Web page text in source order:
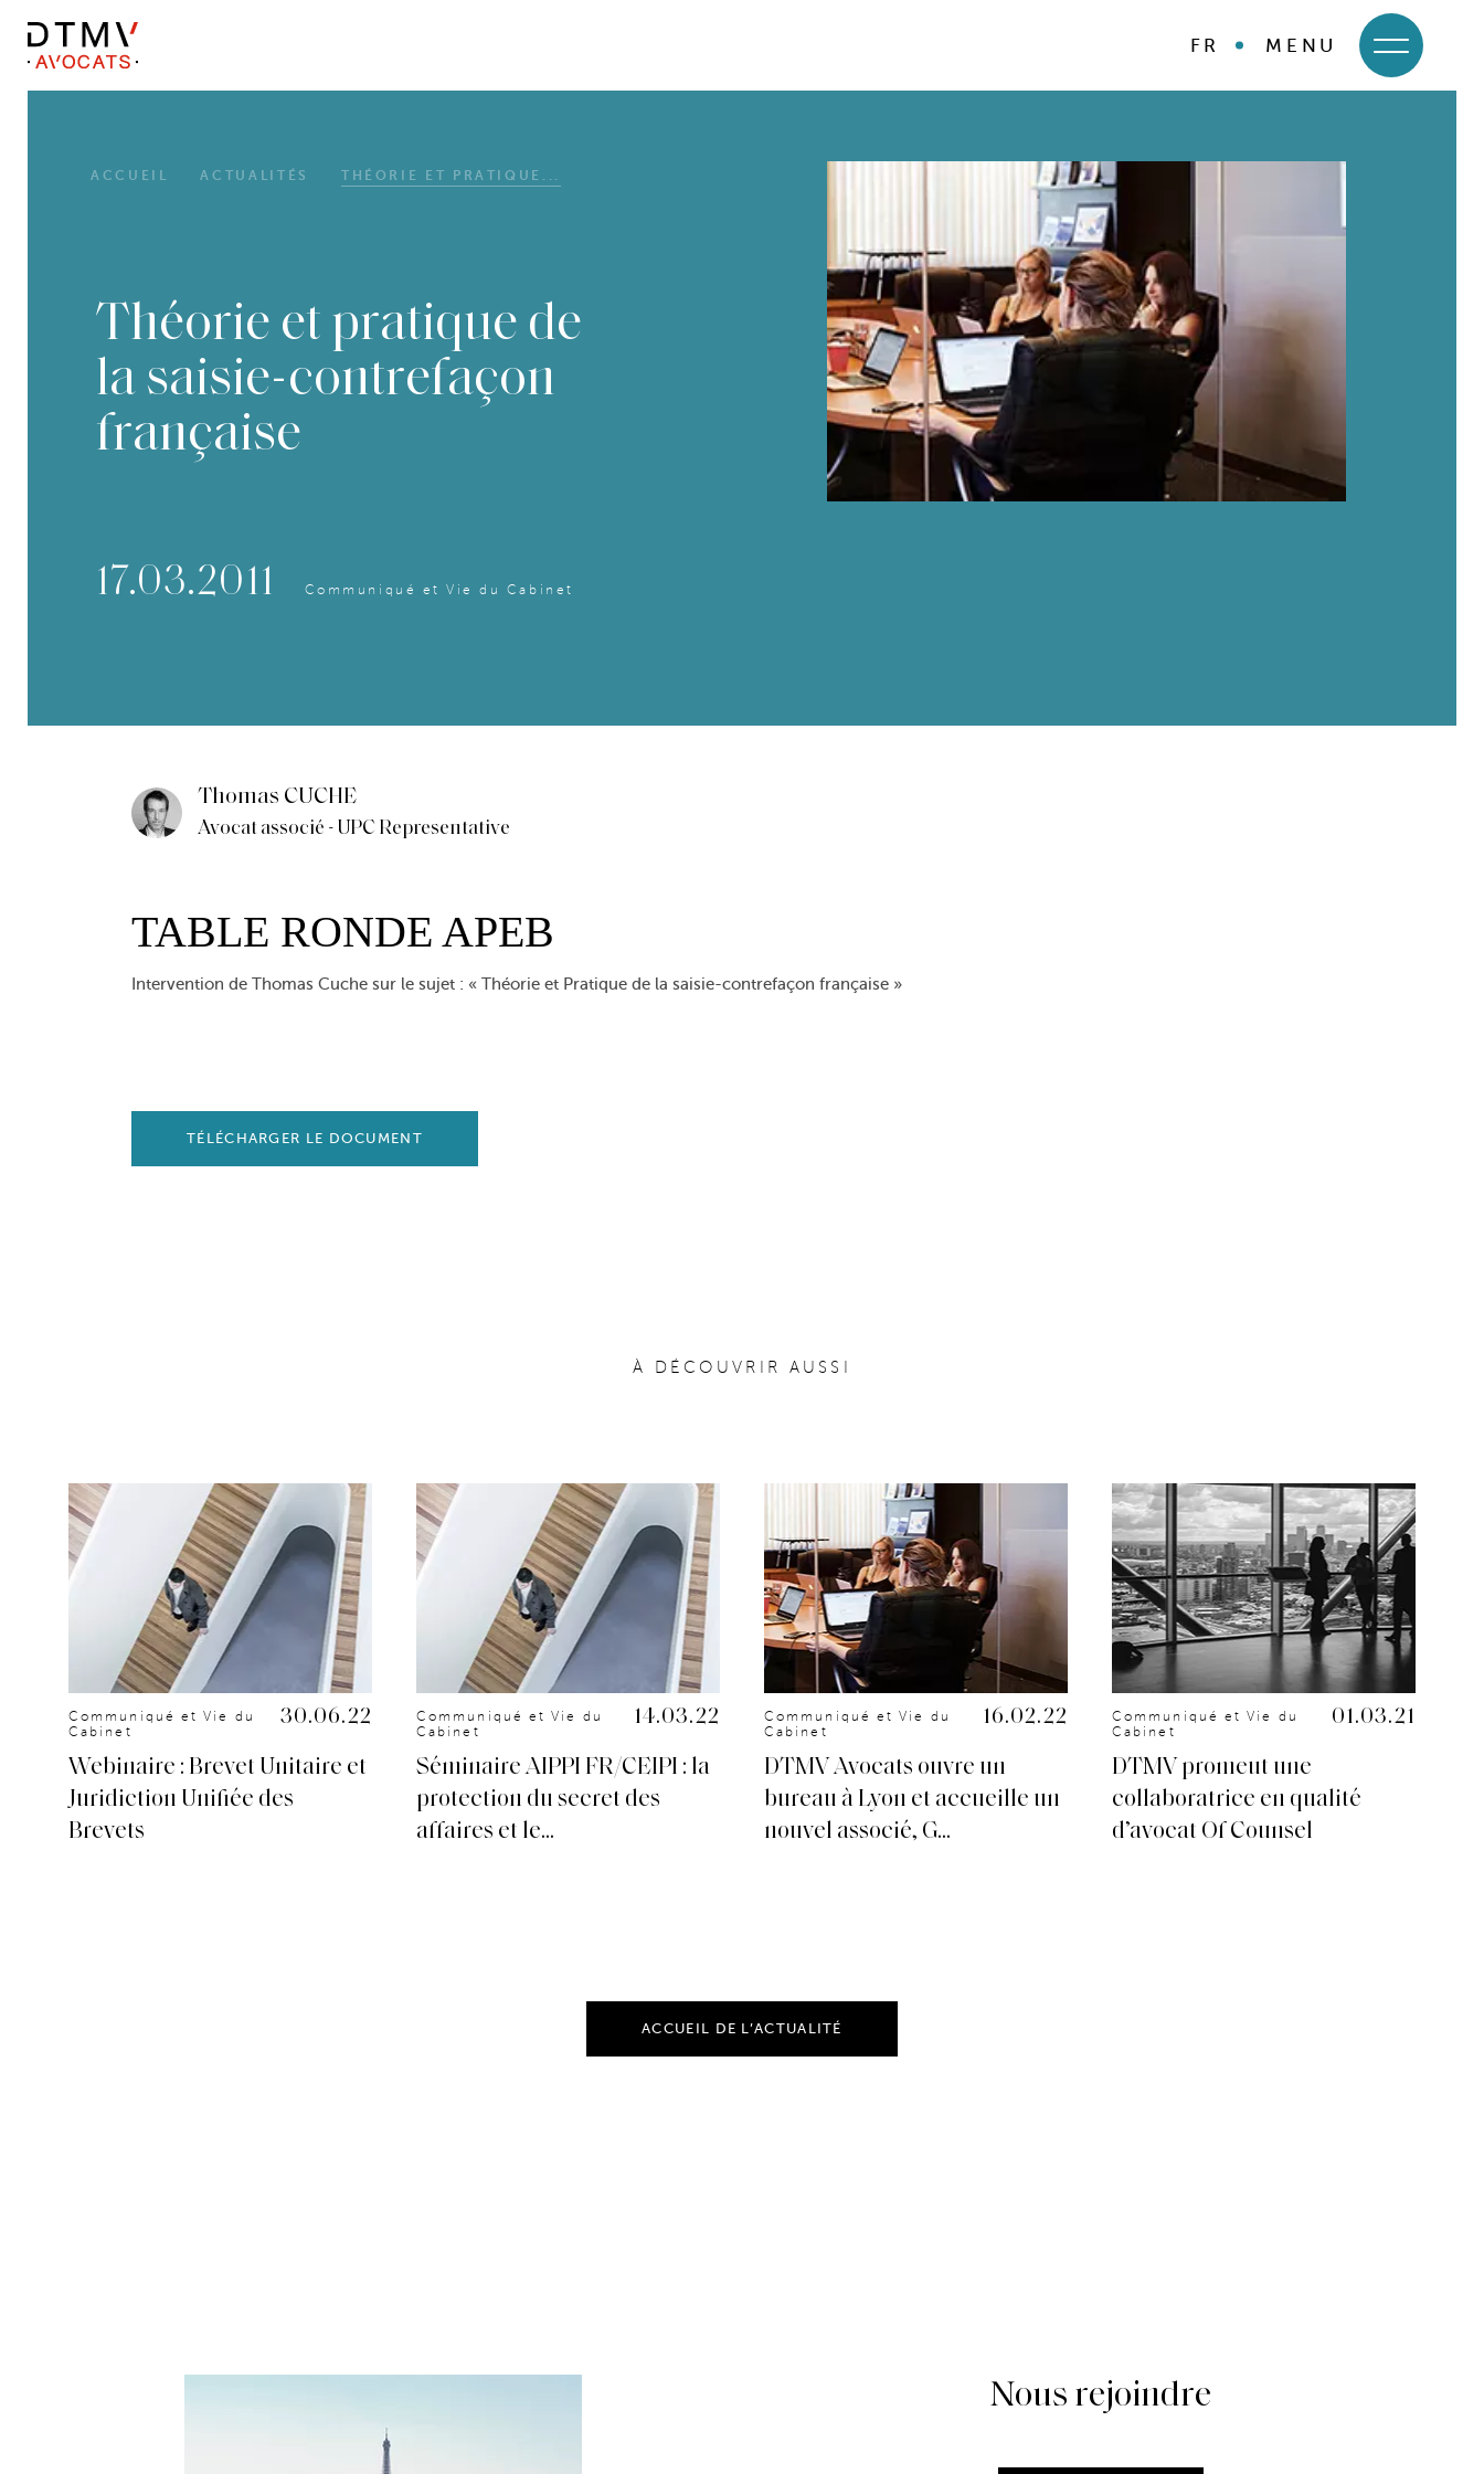
FR MENU
ACCUEIL ACTUALITÉS THÉORIE ET PRATIQUE...
Théorie et pratique de
la saisie-contrefaçon
française
17.03.2011 Communiqué et Vie du Cabinet
Thomas CUCHE
Avocat associé - UPC Representative
TABLE RONDE APEB
Intervention de Thomas Cuche sur le sujet : « Théorie et Pratique de la saisie-contrefaçon française »
TÉLÉCHARGER LE DOCUMENT
À DÉCOUVRIR AUSSI
Communiqué et Vie du
Cabinet
30.06.22
Webinaire : Brevet Unitaire et
Juridiction Unifiée des
Brevets
Communiqué et Vie du
Cabinet
14.03.22
Séminaire AIPPI FR/CEIPI : la
protection du secret des
affaires et le...
Communiqué et Vie du
Cabinet
16.02.22
DTMV Avocats ouvre un
bureau à Lyon et accueille un
nouvel associé, G...
Communiqué et Vie du
Cabinet
01.03.21
DTMV promeut une
collaboratrice en qualité
d’avocat Of Counsel
ACCUEIL DE L’ACTUALITÉ
Nous rejoindre